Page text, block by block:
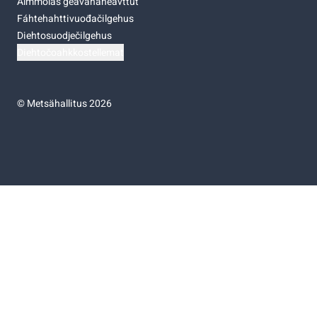
Fáhtehahttivuođačilgehus
Diehtosuodječilgehus
©Metsähallitus 2026